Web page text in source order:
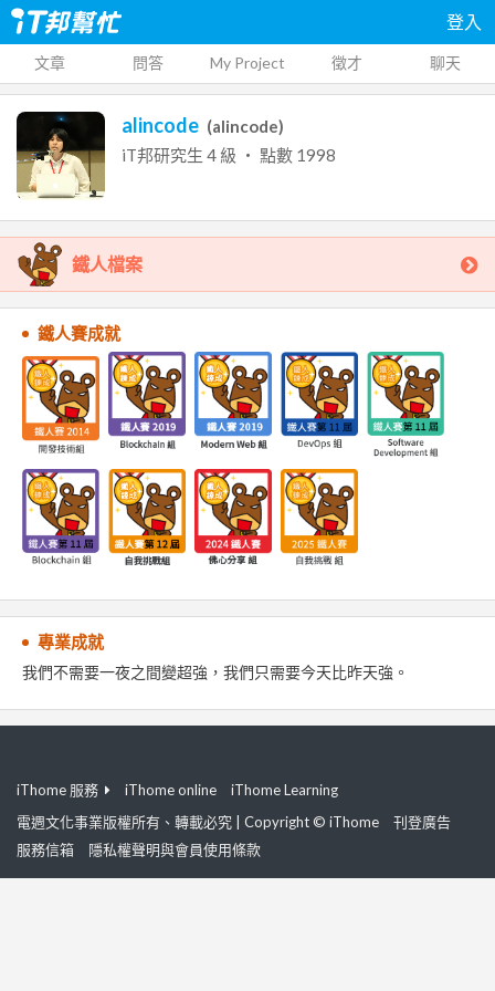
登入
文章 問答 My Project 徵才 聊天
alincode (alincode)
iT邦研究生 4 級 ‧ 點數 1998
鐵人檔案
鐵人賽成就
專業成就
我們不需要一夜之間變超強，我們只需要今天比昨天強。
iThome 服務 iThome online
iThome Learning
電週文化事業版權所有、轉載必究 | Copyright © iThome
刊登廣告
服務信箱
隱私權聲明與會員使用條款